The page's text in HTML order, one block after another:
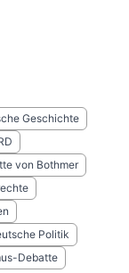
Geschichte
von Bothmer
Politik
Debatte